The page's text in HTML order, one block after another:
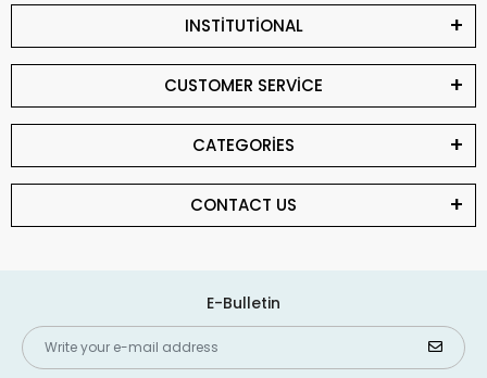
INSTİTUTİONAL
CUSTOMER SERVİCE
CATEGORİES
CONTACT US
E-Bulletin